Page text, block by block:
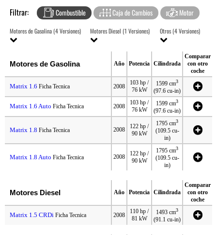
Filtrar: Combustible Caja de Cambios Motor
Motores de Gasolina (4 Versiones) Motores Diesel (1 Versiones) Otros (4 Versiones)
Motores de Gasolina Año Potencia Cilindrada
Comparar
con otro
coche
Matrix 1.6 Ficha Tecnica 2008
103 hp /
76 kW
1599 cm3
(97.6 cu-in)
Matrix 1.6 Auto Ficha Tecnica 2008
103 hp /
76 kW
1599 cm3
(97.6 cu-in)
Matrix 1.8 Ficha Tecnica 2008
122 hp /
90 kW
1795 cm3
(109.5 cu-
in)
Matrix 1.8 Auto Ficha Tecnica 2008
122 hp /
90 kW
1795 cm3
(109.5 cu-
in)
Motores Diesel Año Potencia Cilindrada
Comparar
con otro
coche
Matrix 1.5 CRDi Ficha Tecnica 2008
110 hp /
81 kW
1493 cm3
(91.1 cu-in)